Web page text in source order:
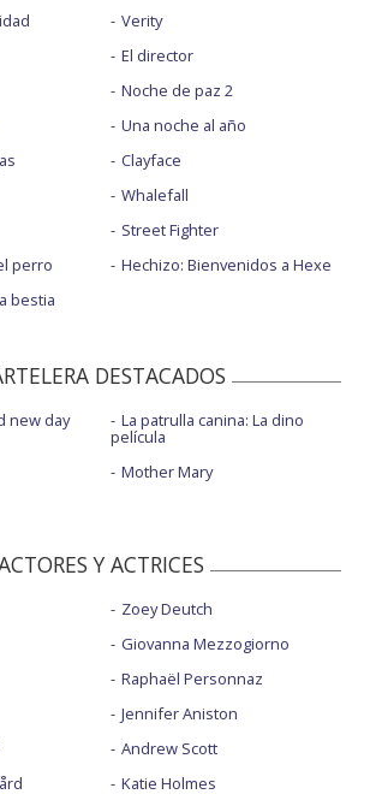
perro
bestia
Verity
El director
Noche de paz 2
Una noche al año
Clayface
Whalefall
Street Fighter
Hechizo: Bienvenidos a Hexe
DESTACADOS
new day
La patrulla canina: La dino
película
Mother Mary
Y ACTRICES
Zoey Deutch
Giovanna Mezzogiorno
Raphaël Personnaz
Jennifer Aniston
Andrew Scott
Katie Holmes